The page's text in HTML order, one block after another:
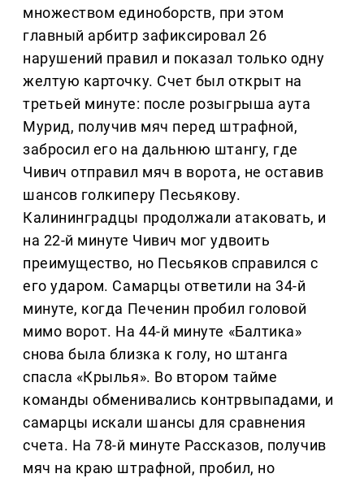
множеством единоборств, при этом
главный арбитр зафиксировал 26
нарушений правил и показал только одну
желтую карточку. Счет был открыт на
третьей минуте: после розыгрыша аута
Мурид, получив мяч перед штрафной,
забросил его на дальнюю штангу, где
Чивич отправил мяч в ворота, не оставив
шансов голкиперу Песьякову.
Калининградцы продолжали атаковать, и
на 22-й минуте Чивич мог удвоить
преимущество, но Песьяков справился с
его ударом. Самарцы ответили на 34-й
минуте, когда Печенин пробил головой
мимо ворот. На 44-й минуте «Балтика»
снова была близка к голу, но штанга
спасла «Крылья». Во втором тайме
команды обменивались контрвыпадами, и
самарцы искали шансы для сравнения
счета. На 78-й минуте Рассказов, получив
мяч на краю штрафной, пробил, но